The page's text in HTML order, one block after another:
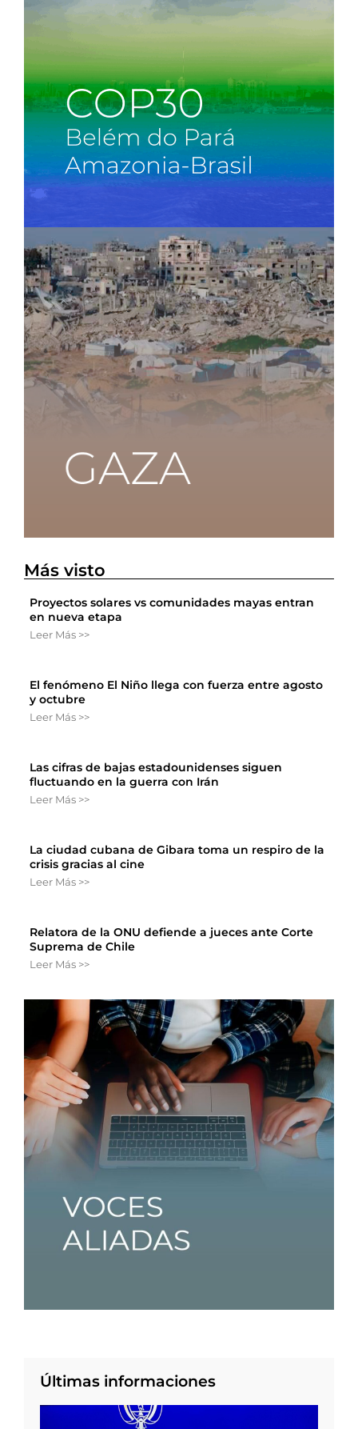
Más visto
Proyectos solares vs comunidades mayas entran
en nueva etapa
Leer Más >>
El fenómeno El Niño llega con fuerza entre agosto
y octubre
Leer Más >>
Las cifras de bajas estadounidenses siguen
fluctuando en la guerra con Irán
Leer Más >>
La ciudad cubana de Gibara toma un respiro de la
crisis gracias al cine
Leer Más >>
Relatora de la ONU defiende a jueces ante Corte
Suprema de Chile
Leer Más >>
Últimas informaciones